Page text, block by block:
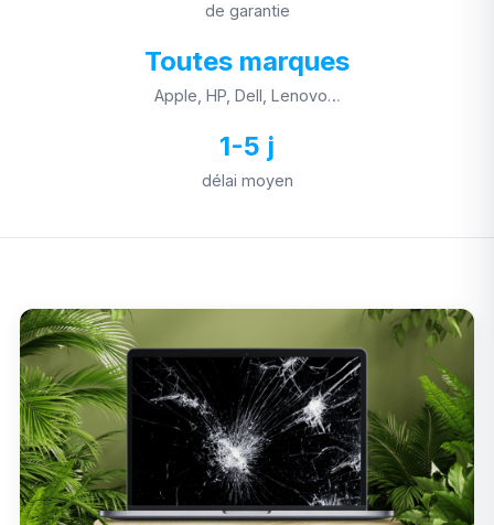
de garantie
Toutes marques
Apple, HP, Dell, Lenovo…
1-5 j
délai moyen